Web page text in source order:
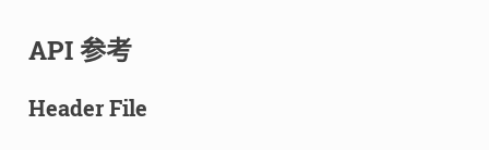
API 参考
Header File